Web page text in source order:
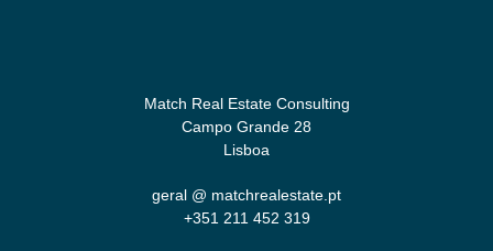
Match Real Estate Consulting
Campo Grande 28
Lisboa
geral @ matchrealestate.pt
+351 211 452 319